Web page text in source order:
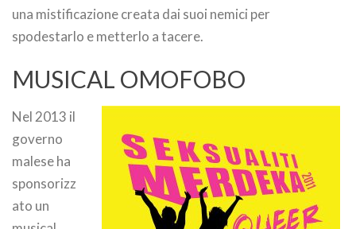
una mistificazione creata dai suoi nemici per
spodestarlo e metterlo a tacere.
MUSICAL OMOFOBO
Nel 2013 il
governo
malese ha
sponsorizz
ato un